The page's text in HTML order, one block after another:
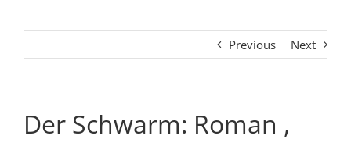
Previous Next
Der Schwarm: Roman ,